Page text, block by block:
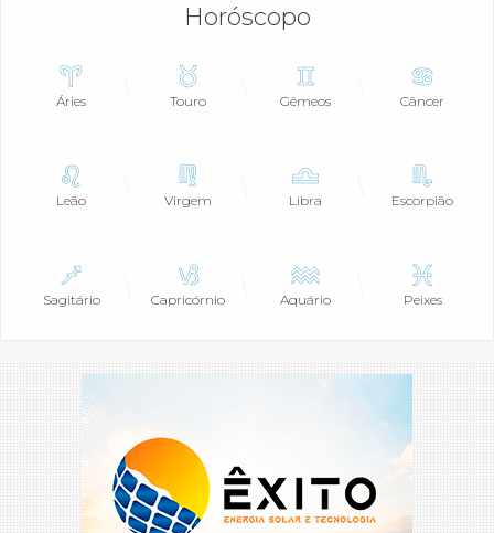
Horóscopo
Áries Touro Gêmeos Câncer
Leão Virgem Libra Escorpião
Sagitário Capricórnio Aquário Peixes